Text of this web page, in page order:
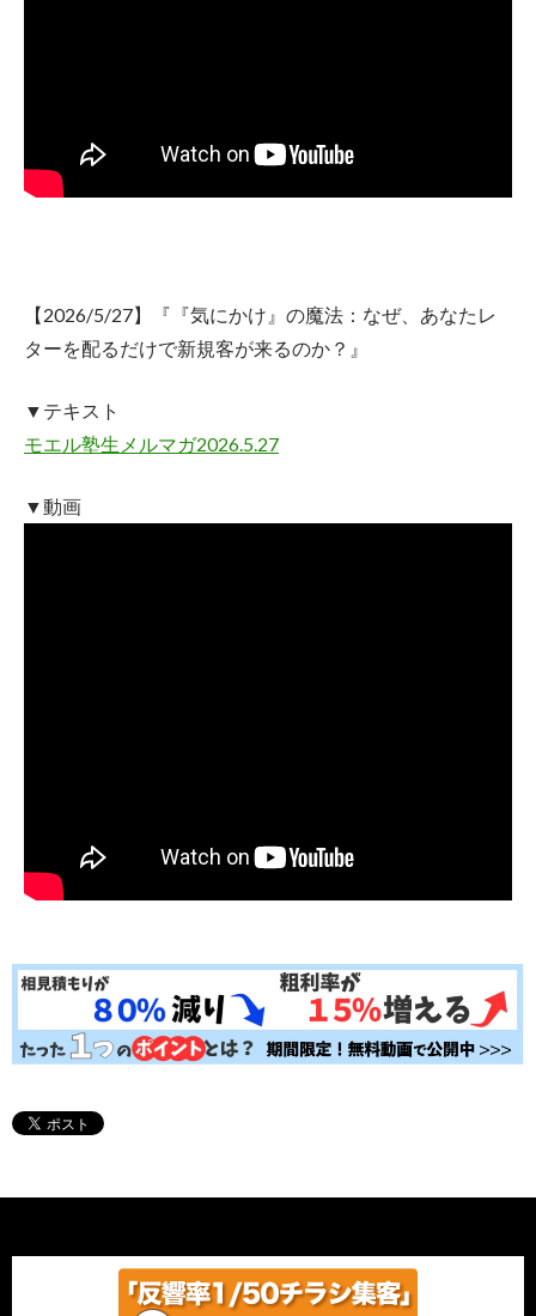
【2026/5/27】
『『気にかけ』の魔法：なぜ、あなたレ
ターを配るだけで新規客が来るのか？』
▼テキスト
モエル塾生メルマガ2026.5.27
▼動画